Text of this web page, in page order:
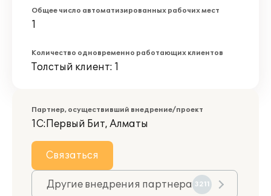
Общее число автоматизированных рабочих мест
1
Количество одновременно работающих клиентов
Толстый клиент: 1
Партнер, осуществивший внедрение/проект
1С:Первый Бит, Алматы
Связаться
Другие внедрения партнера 3211